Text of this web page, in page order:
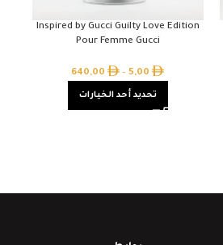
Inspired by Gucci Guilty Love Edition
Pour Femme Gucci
5,00
–
640,00
تحديد أحد الخيارات